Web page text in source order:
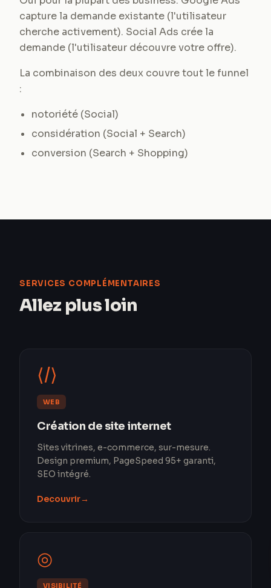
capture la demande existante (l'utilisateur
cherche activement). Social Ads crée la
demande (l'utilisateur découvre votre offre).
La combinaison des deux couvre tout le funnel
:
notoriété (Social)
considération (Social + Search)
conversion (Search + Shopping)
SERVICES COMPLÉMENTAIRES
Allez plus loin
⟨/⟩
WEB
Création de site internet
Sites vitrines, e-commerce, sur-mesure.
Design premium, PageSpeed 95+ garanti,
SEO intégré.
Decouvrir→
◎
VISIBILITÉ